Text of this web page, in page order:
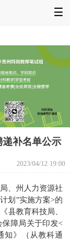
☰
递补名单公示
2023/04/12 19:00
、州人力资源社
划”实施方案>的
县教育科技局、
障局关于印发<
知》（从教科通